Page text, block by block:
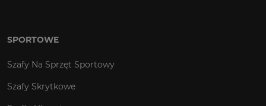
SPORTOWE
Szafy Na Sprzęt Sportowy
Szafy Skrytkowe